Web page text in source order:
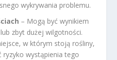
wykrywania problemu.
– Mogą być wynikiem
zbyt dużej wilgotności.
w którym stoją rośliny,
wystąpienia tego